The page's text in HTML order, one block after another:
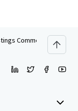
Commerce Park